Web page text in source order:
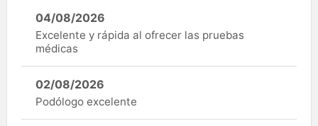
04/08/2026
Excelente y rápida al ofrecer las pruebas
médicas
02/08/2026
Podólogo excelente